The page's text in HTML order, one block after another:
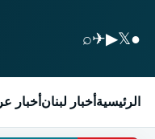
●
𝕏
▶
✈
⌕
الرئيسية أخبار لبنان أخبار